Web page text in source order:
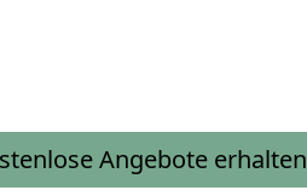
Angebote erhalten